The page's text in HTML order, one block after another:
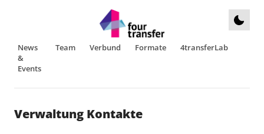
News
&
Events
Team Verbund Formate 4transferLab
Verwaltung Kontakte